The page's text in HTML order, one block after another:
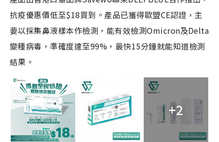
抗疫優惠價低至$18買到。產品已獲得歐盟CE認證，主
要以採集鼻液樣本作檢測，能有效檢測Omicron及Delta
變種病毒，準確度達至99%，最快15分鐘就能知道檢測
結果。
+2